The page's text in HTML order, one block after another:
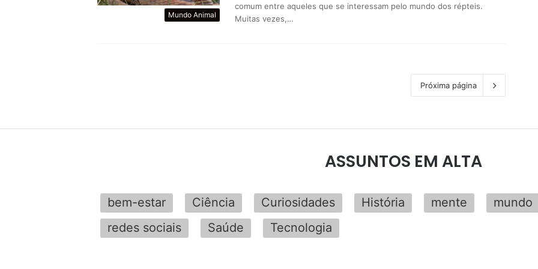
Mundo Animal
comum entre aqueles que se interessam pelo mundo dos répteis.
Muitas vezes,…
Próxima página
ASSUNTOS EM ALTA
bem-estar Ciência Curiosidades História mente mundo
redes sociais
Saúde Tecnologia